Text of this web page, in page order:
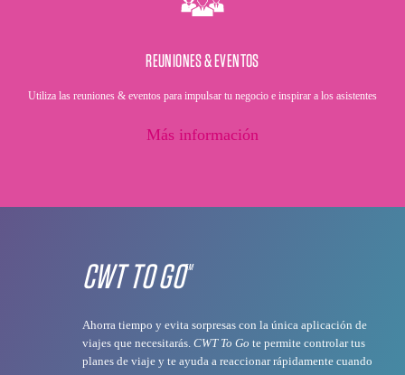
REUNIONES & EVENTOS
Utiliza las reuniones & eventos para impulsar tu negocio e inspirar a los asistentes
Más información
CWT TO GOTM
Ahorra tiempo y evita sorpresas con la única aplicación de
viajes que necesitarás. CWT To Go te permite controlar tus
planes de viaje y te ayuda a reaccionar rápidamente cuando